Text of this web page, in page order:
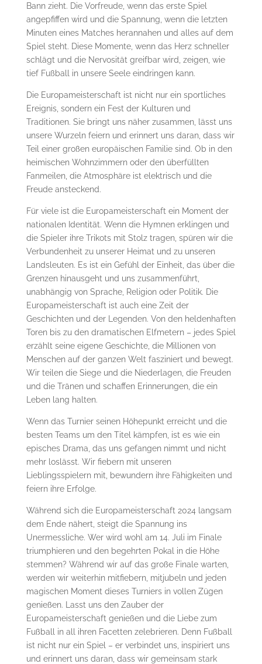
Bann zieht. Die Vorfreude, wenn das erste Spiel
angepfiffen wird und die Spannung, wenn die letzten
Minuten eines Matches herannahen und alles auf dem
Spiel steht. Diese Momente, wenn das Herz schneller
schlägt und die Nervosität greifbar wird, zeigen, wie
tief Fußball in unsere Seele eindringen kann.
Die Europameisterschaft ist nicht nur ein sportliches
Ereignis, sondern ein Fest der Kulturen und
Traditionen. Sie bringt uns näher zusammen, lässt uns
unsere Wurzeln feiern und erinnert uns daran, dass wir
Teil einer großen europäischen Familie sind. Ob in den
heimischen Wohnzimmern oder den überfüllten
Fanmeilen, die Atmosphäre ist elektrisch und die
Freude ansteckend.
Für viele ist die Europameisterschaft ein Moment der
nationalen Identität. Wenn die Hymnen erklingen und
die Spieler ihre Trikots mit Stolz tragen, spüren wir die
Verbundenheit zu unserer Heimat und zu unseren
Landsleuten. Es ist ein Gefühl der Einheit, das über die
Grenzen hinausgeht und uns zusammenführt,
unabhängig von Sprache, Religion oder Politik. Die
Europameisterschaft ist auch eine Zeit der
Geschichten und der Legenden. Von den heldenhaften
Toren bis zu den dramatischen Elfmetern – jedes Spiel
erzählt seine eigene Geschichte, die Millionen von
Menschen auf der ganzen Welt fasziniert und bewegt.
Wir teilen die Siege und die Niederlagen, die Freuden
und die Tränen und schaffen Erinnerungen, die ein
Leben lang halten.
Wenn das Turnier seinen Höhepunkt erreicht und die
besten Teams um den Titel kämpfen, ist es wie ein
episches Drama, das uns gefangen nimmt und nicht
mehr loslässt. Wir fiebern mit unseren
Lieblingsspielern mit, bewundern ihre Fähigkeiten und
feiern ihre Erfolge.
Während sich die Europameisterschaft 2024 langsam
dem Ende nähert, steigt die Spannung ins
Unermessliche. Wer wird wohl am 14. Juli im Finale
triumphieren und den begehrten Pokal in die Höhe
stemmen? Während wir auf das große Finale warten,
werden wir weiterhin mitfiebern, mitjubeln und jeden
magischen Moment dieses Turniers in vollen Zügen
genießen. Lasst uns den Zauber der
Europameisterschaft genießen und die Liebe zum
Fußball in all ihren Facetten zelebrieren. Denn Fußball
ist nicht nur ein Spiel – er verbindet uns, inspiriert uns
und erinnert uns daran, dass wir gemeinsam stark